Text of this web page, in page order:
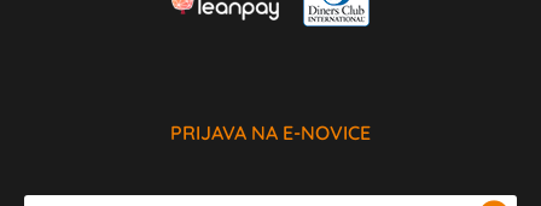
PRIJAVA NA E-NOVICE